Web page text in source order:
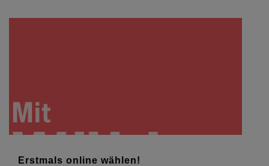
Erstmals online wählen!